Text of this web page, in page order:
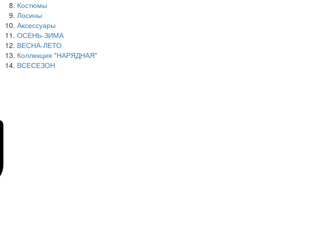
Костюмы
Лосины
Аксессуары
ОСЕНЬ-ЗИМА
ВЕСНА-ЛЕТО
Коллекция "НАРЯДНАЯ"
ВСЕСЕЗОН